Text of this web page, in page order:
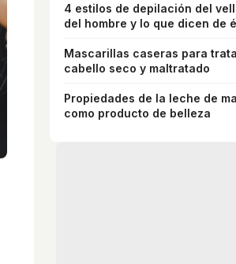
4 estilos de depilación del
del hombre y lo que dicen de
Mascarillas caseras para
cabello seco y maltratado
Propiedades de la leche de
como producto de belleza